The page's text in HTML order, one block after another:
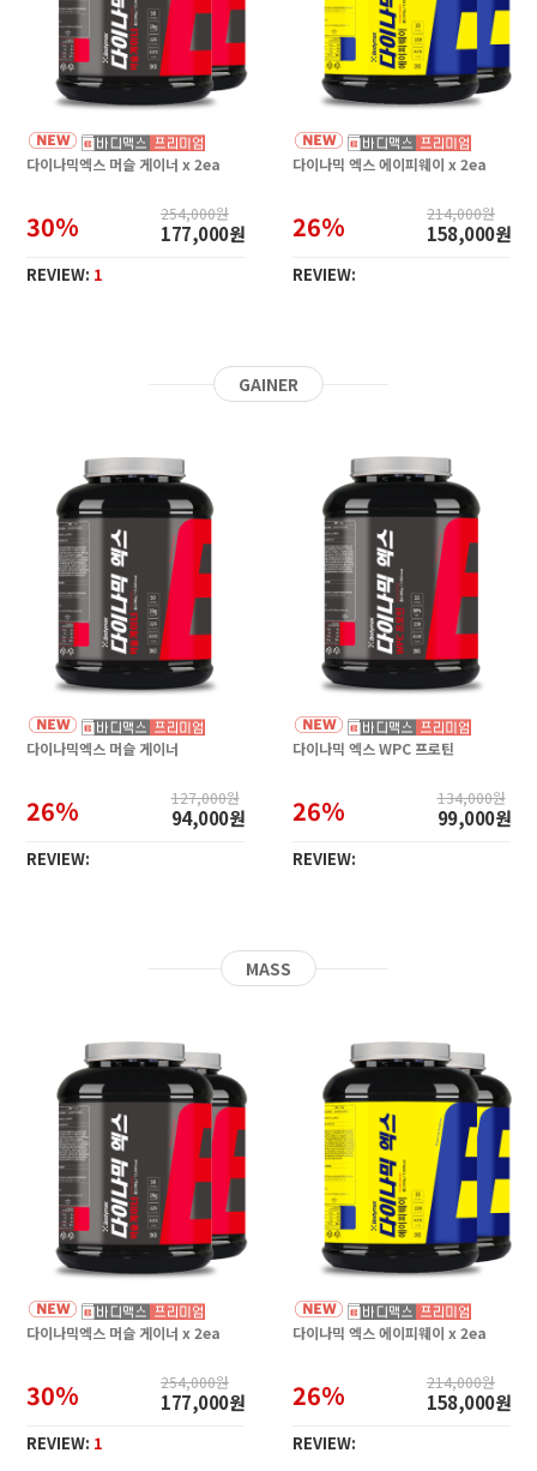
다이나믹엑스 머슬 게이너 x 2ea
30% 254,000원
177,000원
REVIEW: 1
다이나믹 엑스 에이피웨이 x 2ea
26% 214,000원
158,000원
REVIEW:
GAINER
다이나믹엑스 머슬 게이너
26% 127,000원
94,000원
REVIEW:
다이나믹 엑스 WPC 프로틴
26% 134,000원
99,000원
REVIEW:
MASS
다이나믹엑스 머슬 게이너 x 2ea
30% 254,000원
177,000원
REVIEW: 1
다이나믹 엑스 에이피웨이 x 2ea
26% 214,000원
158,000원
REVIEW: